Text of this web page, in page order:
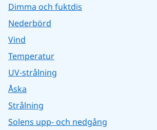
Dimma och fuktdis
Nederbörd
Vind
Temperatur
UV-strålning
Åska
Strålning
Solens upp- och nedgång